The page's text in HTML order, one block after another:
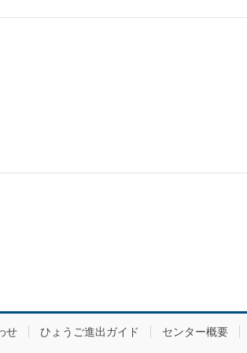
せ ひょうご進出ガイド センター概要